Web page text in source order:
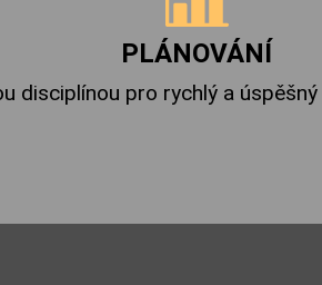
PLÁNOVÁNÍ
disciplínou pro rychlý a